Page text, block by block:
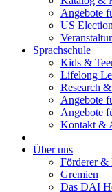
Angebote
US
Sprachschule
Kids &
Lifelong
Research
Angebote
Angebote
Kontakt &
|
Über uns
Förderer &
Gremien
Das DAI